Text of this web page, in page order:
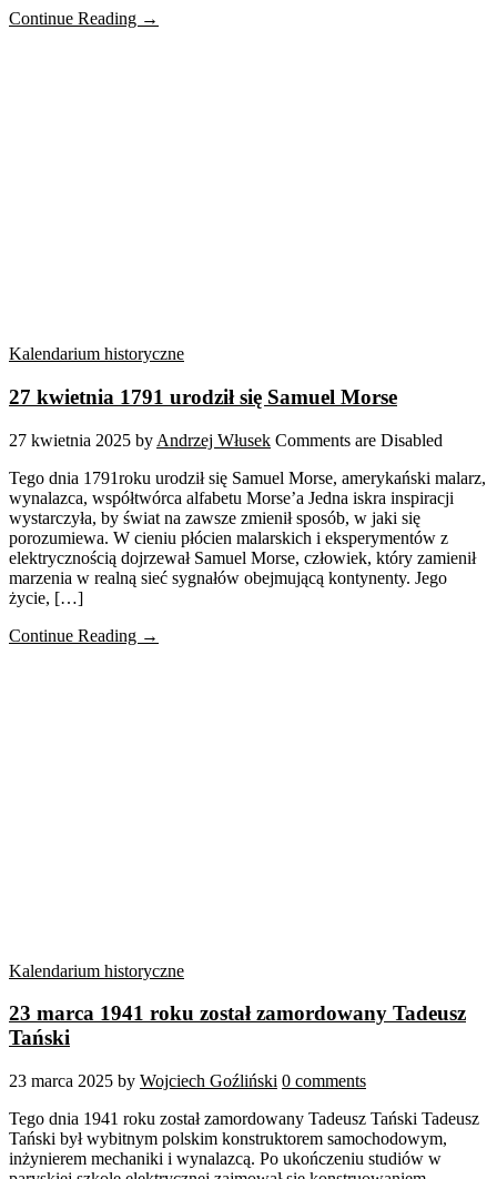
Continue Reading →
Kalendarium historyczne
27 kwietnia 1791 urodził się Samuel Morse
27 kwietnia 2025 by Andrzej Włusek Comments are Disabled
Tego dnia 1791roku urodził się Samuel Morse, amerykański malarz,
wynalazca, współtwórca alfabetu Morse’a Jedna iskra inspiracji
wystarczyła, by świat na zawsze zmienił sposób, w jaki się
porozumiewa. W cieniu płócien malarskich i eksperymentów z
elektrycznością dojrzewał Samuel Morse, człowiek, który zamienił
marzenia w realną sieć sygnałów obejmującą kontynenty. Jego
życie, […]
Continue Reading →
Kalendarium historyczne
23 marca 1941 roku został zamordowany Tadeusz
Tański
23 marca 2025 by Wojciech Goźliński 0 comments
Tego dnia 1941 roku został zamordowany Tadeusz Tański Tadeusz
Tański był wybitnym polskim konstruktorem samochodowym,
inżynierem mechaniki i wynalazcą. Po ukończeniu studiów w